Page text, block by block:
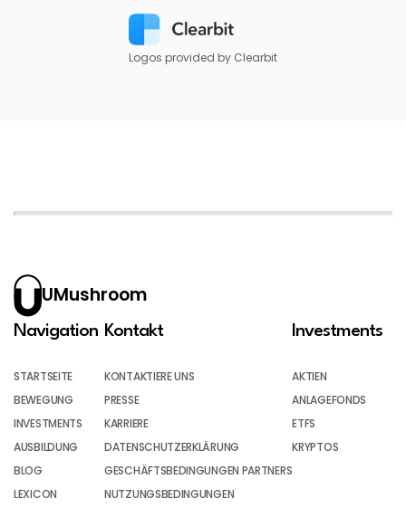
Logos provided by Clearbit
UMushroom
Navigation
STARTSEITE
BEWEGUNG
INVESTMENTS
AUSBILDUNG
BLOG
LEXICON
Kontakt
KONTAKTIERE UNS
PRESSE
KARRIERE
DATENSCHUTZERKLÄRUNG
GESCHÄFTSBEDINGUNGEN PARTNERS
NUTZUNGSBEDINGUNGEN
Investments
AKTIEN
ANLAGEFONDS
ETFS
KRYPTOS